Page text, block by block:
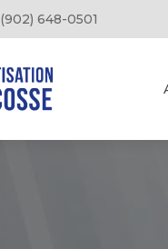
(902) 648-0501